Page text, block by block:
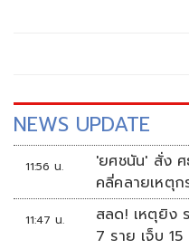
NEWS UPDATE
11:56 น.
'ยศชนัน' สั่ง
คลี่คลายเหตุ
11:47 น.
สลด! เหตุยิง
7 ราย เจ็บ 15